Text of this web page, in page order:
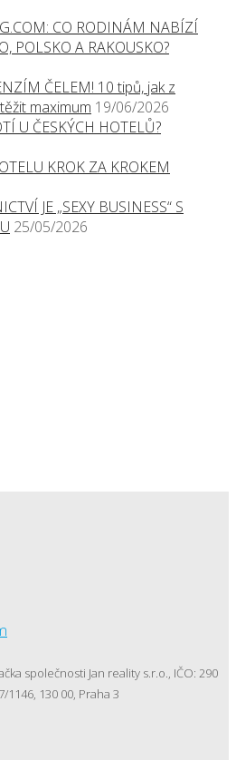
CO RODINÁM NABÍZÍ
POLSKO A RAKOUSKO?
ČELEM! 10 tipů, jak z
maximum 19/06/2026
U ČESKÝCH HOTELŮ?
KROK ZA KROKEM
JE „SEXY BUSINESS“ S
25/05/2026
společnosti Jan reality s.r.o., IČO: 290
1146, 130 00, Praha 3